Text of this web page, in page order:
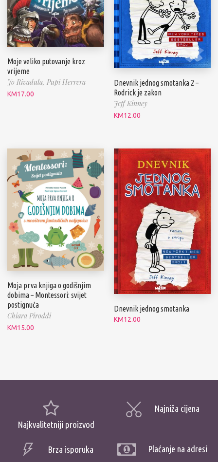
Moje veliko putovanje kroz
vrijeme
Jo Rivadula, Pupi Herrera
KM17.00
Dnevnik jednog smotanka 2 –
Rodrick je zakon
Jeff Kinney
KM12.00
Moja prva knjiga o godišnjim
dobima – Montessori: svijet
postignuća
Chiara Piroddi
KM15.00
Dnevnik jednog smotanka
KM12.00
Najkvalitetniji proizvod
Najniža cijena
Brza isporuka Plaćanje na adresi